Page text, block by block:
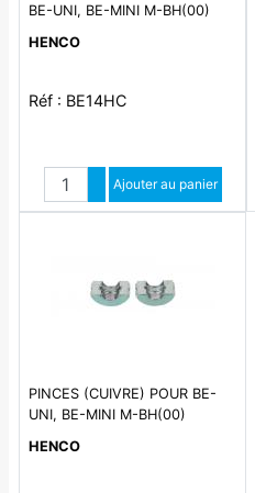
BE-UNI, BE-MINI M-BH(00)
HENCO
Réf : BE14HC
Quantité
Augmenter quantité
Diminuer quantité
Ajouter au panier
PINCES (CUIVRE) POUR BE-
UNI, BE-MINI M-BH(00)
HENCO